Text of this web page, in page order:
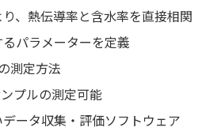
、熱伝導率と含水率を直接相関
パラメーターを定義
測定方法
プルの測定可能
ータ収集・評価ソフトウェア